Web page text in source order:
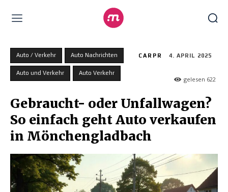
Auto / Verkehr Auto Nachrichten
Auto und Verkehr Auto Verkehr
CARPR 4. APRIL 2025
gelesen 622
Gebraucht- oder Unfallwagen?
So einfach geht Auto verkaufen
in Mönchengladbach